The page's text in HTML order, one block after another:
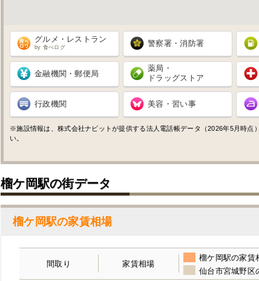
グルメ・レストラン
by 食べログ 警察署・消防署
金融機関・郵便局
薬局・
ドラッグストア
行政機関 美容・習い事
※施設情報は、株式会社ナビットが提供する法人電話帳データ（2026年5月時点
い。
榴ケ岡駅の街データ
榴ケ岡駅の家賃相場
間取り 家賃相場
榴ケ岡駅の家賃
仙台市宮城野区